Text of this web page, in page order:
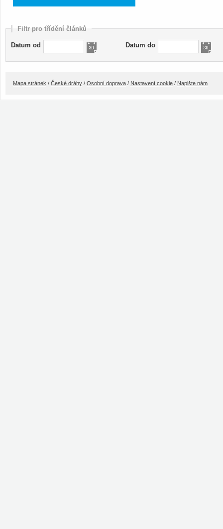
Filtr pro třídění článků
Datum od Datum do
Mapa stránek / České dráhy / Osobní doprava / Nastavení cookie / Napište nám